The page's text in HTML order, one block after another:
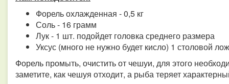
Форель охлажденная - 0,5 кг
Соль - 16 грамм
Лук - 1 шт. подойдет головка среднего размера
Уксус (много не нужно будет кисло) 1 столовой
Форель промыть, очистить от чешуи, для этого
заметите, как чешуя отходит, а рыба теряет